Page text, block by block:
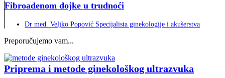
Fibroadenom dojke u trudnoći
Dr med. Veljko Popović Specijalista ginekologije i akušerstva
Preporučujemo vam...
Priprema i metode ginekološkog ultrazvuka